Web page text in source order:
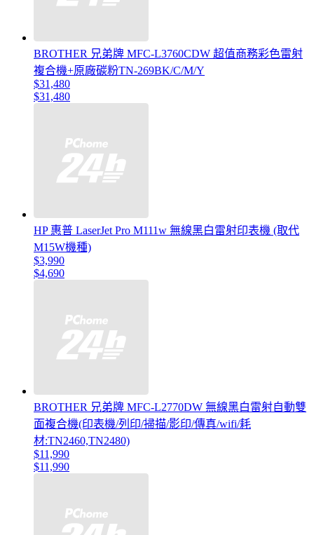
BROTHER 兄弟牌 MFC-L3760CDW 超值商務彩色雷射
複合機+原廠碳粉TN-269BK/C/M/Y
$31,480
$31,480
HP 惠普 LaserJet Pro M111w 無線黑白雷射印表機 (取代
M15W機種)
$3,990
$4,690
BROTHER 兄弟牌 MFC-L2770DW 無線黑白雷射自動雙
面複合機(印表機/列印/掃描/影印/傳真/wifi/耗
材:TN2460,TN2480)
$11,990
$11,990